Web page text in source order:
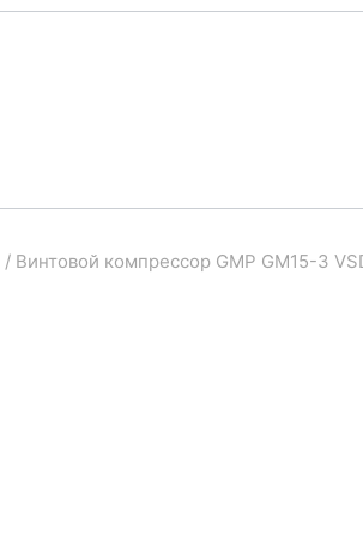
/ Винтовой компрессор GMP GM15-3